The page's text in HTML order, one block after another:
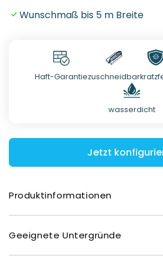
Wunschmaß bis 5 m Breite
Haft-Garantiezuschneidbar
wasserdicht
Jetzt
Produktinformationen
Premium Matt: 0,40 mm
Deluxe Glasoptik: 0,80 mm
Geeignete Untergründe